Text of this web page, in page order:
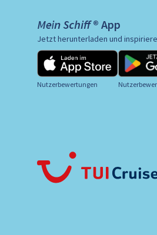
Mein Schiff ® App
Jetzt herunterladen und
Nutzerbewertungen